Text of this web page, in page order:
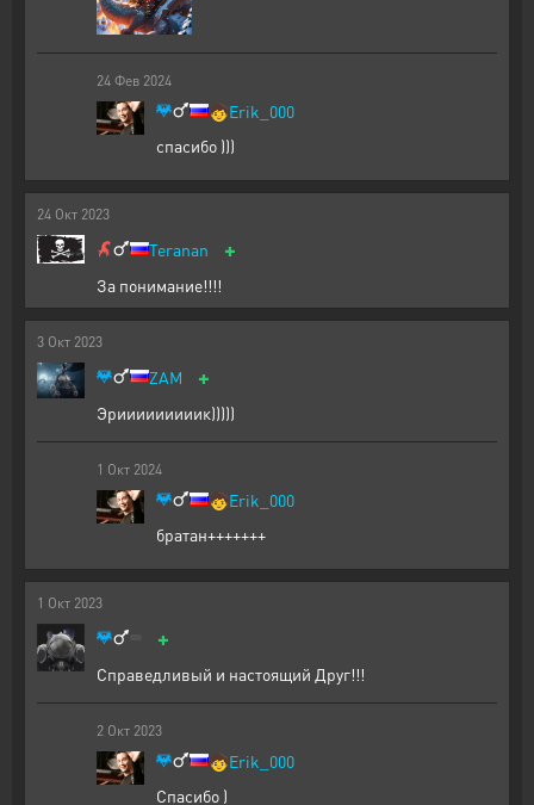
24 Фев 2024
🧒Erik_000
спасибо )))
24 Окт 2023
Teranan +
За понимание!!!!
3 Окт 2023
ZAM +
Эрииииииииик)))))
1 Окт 2024
🧒Erik_000
братан+++++++
1 Окт 2023
+
Справедливый и настоящий Друг!!!
2 Окт 2023
🧒Erik_000
Спасибо )